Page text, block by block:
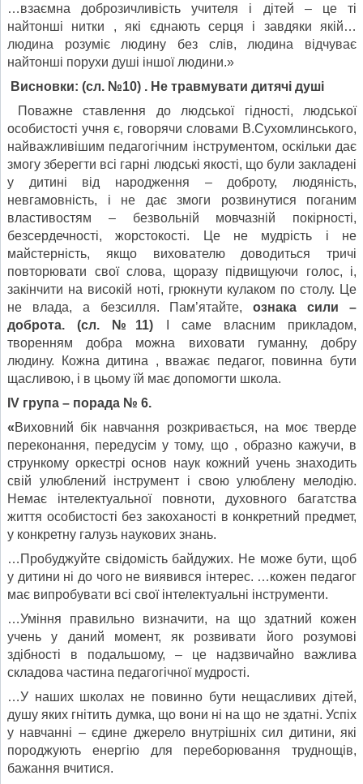
…взаємна доброзичливість учителя і дітей – це ті
найтонші нитки , які єднають серця і завдяки якій…
людина розуміє людину без слів, людина відчуває
найтонші порухи душі іншої людини.»
Висновки: (сл. №10) . Не травмувати дитячі душі
Поважне ставлення до людської гідності, людської
особистості учня є, говорячи словами В.Сухомлинського,
найважливішим педагогічним інструментом, оскільки дає
змогу зберегти всі гарні людські якості, що були закладені
у дитині від народження – доброту, людяність,
невгамовність, і не дає змоги розвинутися поганим
властивостям – безвольній мовчазній покірності,
безсердечності, жорстокості. Це не мудрість і не
майстерність, якщо вихователю доводиться тричі
повторювати свої слова, щоразу підвищуючи голос, і,
закінчити на високій ноті, грюкнути кулаком по столу. Це
не влада, а безсилля. Пам’ятайте,ознака сили –
доброта. (сл. №11) І саме власним прикладом,
творенням добра можна виховати гуманну, добру
людину. Кожна дитина , вважає педагог, повинна бути
щасливою, і в цьому їй має допомогти школа.
ІV група – порада № 6.
«Виховний бік навчання розкривається, на моє тверде
переконання, передусім у тому, що , образно кажучи, в
стрункому оркестрі основ наук кожний учень знаходить
свій улюблений інструмент і свою улюблену мелодію.
Немає інтелектуальної повноти, духовного багатства
життя особистості без закоханості в конкретний предмет,
у конкретну галузь наукових знань.
…Пробуджуйте свідомість байдужих. Не може бути, щоб
у дитини ні до чого не виявився інтерес. …кожен педагог
має випробувати всі свої інтелектуальні інструменти.
…Уміння правильно визначити, на що здатний кожен
учень у даний момент, як розвивати його розумові
здібності в подальшому, – це надзвичайно важлива
складова частина педагогічної мудрості.
…У наших школах не повинно бути нещасливих дітей,
душу яких гнітить думка, що вони ні на що не здатні. Успіх
у навчанні – єдине джерело внутрішніх сил дитини, які
породжують енергію для переборювання труднощів,
бажання вчитися.